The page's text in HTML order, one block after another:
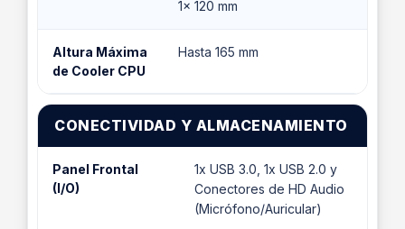
1x 120 mm
Altura Máxima
de Cooler CPU
Hasta 165 mm
CONECTIVIDAD Y ALMACENAMIENTO
Panel Frontal
(I/O)
1x USB 3.0, 1x USB 2.0 y
Conectores de HD Audio
(Micrófono/Auricular)